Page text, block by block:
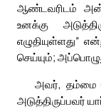
ஆண்டவரிடம்
உனக்கு
எழுதியுள்ளது”
செய்யும்;
அவர், தம்மை
அடுத்திருப்பவர்